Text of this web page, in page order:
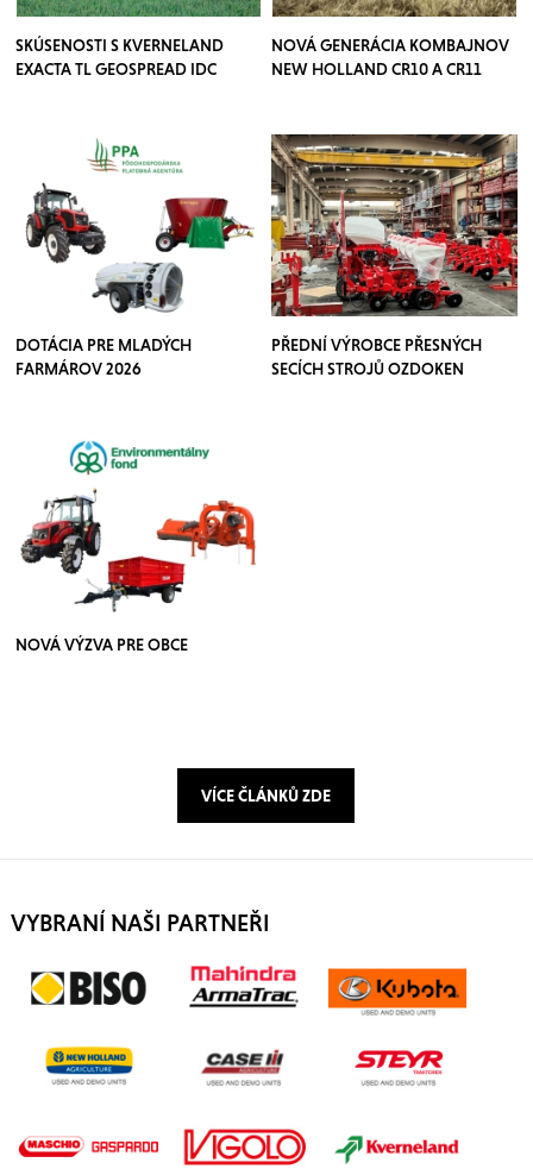
SKÚSENOSTI S KVERNELAND
EXACTA TL GEOSPREAD IDC
NOVÁ GENERÁCIA KOMBAJNOV
NEW HOLLAND CR10 A CR11
DOTÁCIA PRE MLADÝCH
FARMÁROV 2026
PŘEDNÍ VÝROBCE PŘESNÝCH
SECÍCH STROJŮ OZDOKEN
NOVÁ VÝZVA PRE OBCE
VÍCE ČLÁNKŮ ZDE
VYBRANÍ NAŠI PARTNEŘI